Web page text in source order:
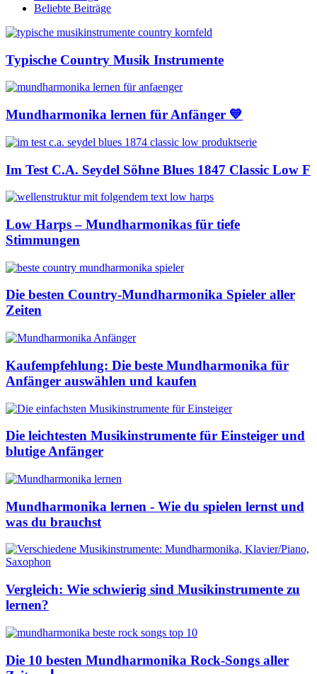
Beliebte Beiträge
Typische Country Musik Instrumente
Mundharmonika lernen für Anfänger 💙
Im Test C.A. Seydel Söhne Blues 1847 Classic Low F
Low Harps – Mundharmonikas für tiefe
Stimmungen
Die besten Country-Mundharmonika Spieler aller
Zeiten
Kaufempfehlung: Die beste Mundharmonika für
Anfänger auswählen und kaufen
Die leichtesten Musikinstrumente für Einsteiger und
blutige Anfänger
Mundharmonika lernen - Wie du spielen lernst und
was du brauchst
Vergleich: Wie schwierig sind Musikinstrumente zu
lernen?
Die 10 besten Mundharmonika Rock-Songs aller